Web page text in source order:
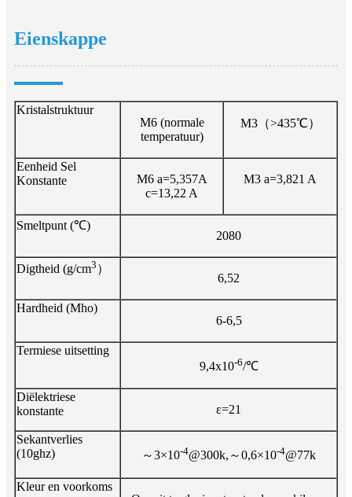
Eienskappe
Kristalstruktuur
M6 (normale
temperatuur)
M3（>435℃）
Eenheid Sel
Konstante
M6 a=5,357A
c=13,22 A
M3 a=3,821 A
Smeltpunt (℃)
2080
Digtheid (g/cm3 ）
6,52
Hardheid (Mho)
6-6,5
Termiese uitsetting
9,4x10-6/℃
Diëlektriese
konstante
ε=21
Sekantverlies
(10ghz)
～3×10-4@300k,～0,6×10-4@77k
Kleur en voorkoms